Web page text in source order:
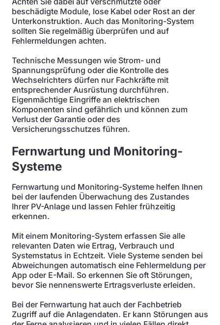
beschädigte Module, lose Kabel oder Rost an der
Unterkonstruktion. Auch das Monitoring-System
sollten Sie regelmäßig überprüfen und auf
Fehlermeldungen achten.
Technische Messungen wie Strom- und
Spannungsprüfung oder die Kontrolle des
Wechselrichters dürfen nur Fachkräfte mit
entsprechender Ausrüstung durchführen.
Eigenmächtige Eingriffe an elektrischen
Komponenten sind gefährlich und können zum
Verlust der Garantie oder des
Versicherungsschutzes führen.
Fernwartung und Monitoring-
Systeme
Fernwartung und Monitoring-Systeme helfen Ihnen
bei der laufenden Überwachung des Zustandes
Ihrer PV-Anlage und lassen Fehler frühzeitig
erkennen.
Mit einem Monitoring-System erfassen Sie alle
relevanten Daten wie Ertrag, Verbrauch und
Systemstatus in Echtzeit. Viele Systeme senden bei
Abweichungen automatisch eine Fehlermeldung per
App oder E-Mail. So erkennen Sie oft Störungen,
bevor Sie nennenswerte Ertragsverluste erleiden.
Bei der Fernwartung hat auch der Fachbetrieb
Zugriff auf die Anlagendaten. Er kann Störungen aus